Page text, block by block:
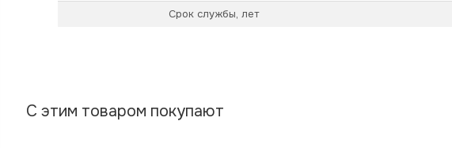
Срок службы, лет
С этим товаром покупают